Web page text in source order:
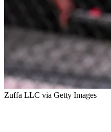
Zuffa LLC via Getty Images